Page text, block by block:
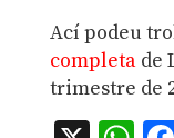
Ací podeu
completade
trimestre de